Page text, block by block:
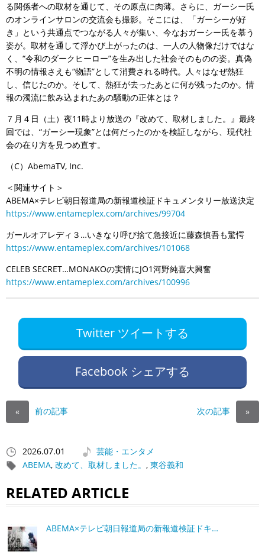
る関係者への取材を通じて、その原点に肉薄。さらに、ガーシー氏
のオンラインサロンの交流会も撮影。そこには、「ガーシーが好
き」という共通点でつながる人々が集い、今なおガーシー氏を慕う
姿が。取材を通して浮かび上がったのは、一人の人物像だけではな
く、“令和のダークヒーロー”を生み出した社会そのものの姿。真偽
不明の情報さえも“物語”として消費される時代。人々はなぜ熱狂
し、信じたのか。そして、熱狂が去ったあとに何が残ったのか。情
報の濁流に飲み込まれたあの騒動の正体とは？
７月４日（土）夜11時より放送の『改めて、取材しました。』最終
回では、“ガーシー現象”とは何だったのかを検証しながら、現代社
会の在り方を見つめ直す。
（C）AbemaTV, Inc.
＜関連サイト＞
ABEMA×テレビ朝日報道局の新報道検証ドキュメンタリー放送決定
https://www.entameplex.com/archives/99704
ガールオアレディ３…いきなり呼び捨て急接近に藤森慎吾も驚愕
https://www.entameplex.com/archives/101068
CELEB SECRET…MONAKOの実情にJO1河野純喜大興奮
https://www.entameplex.com/archives/100996
Twitter ツイートする
Facebook シェアする
« 前の記事 次の記事 »
2026.07.01
芸能・エンタメ
ABEMA, 改めて、取材しました。 , 東谷義和
RELATED ARTICLE
ABEMA×テレビ朝日報道局の新報道検証ドキ…